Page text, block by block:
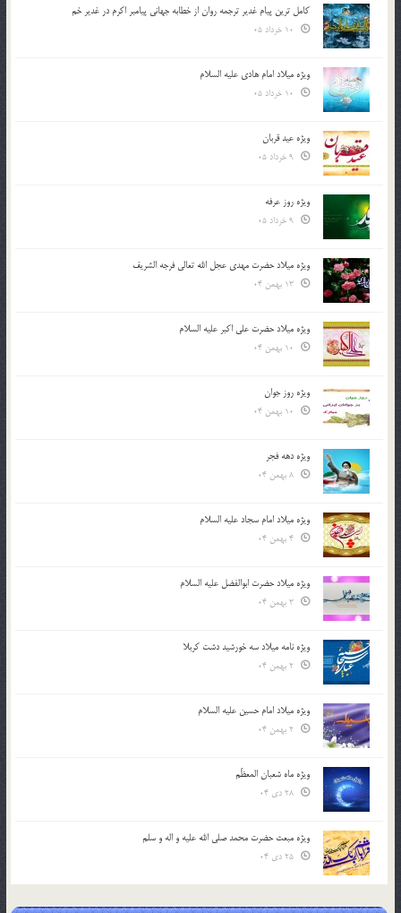
کامل ترین پیام غدیر ترجمه روان از خطابه جهانی پیامبر اکرم در غدیر خم
ویژه میلاد امام هادی علیه السلام
ویژه عید قربان
ویژه روز عرفه
ویژه میلاد حضرت مهدی عجل الله تعالی فرجه الشريف
ویژه میلاد حضرت علی اکبر علیه السلام
ویژه روز جوان
ویژه دهه فجر
ویژه میلاد امام سجاد علیه السلام
ویژه میلاد حضرت ابوالفضل علیه السلام
ویژه نامه میلاد سه خورشید دشت کربلا
ویژه میلاد امام حسین علیه السلام
ویژه ماه شعبان المعظّم
ویژه مبعث حضرت محمد صلی الله علیه و اله و سلم